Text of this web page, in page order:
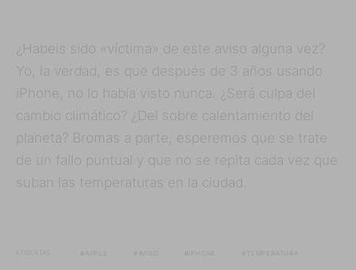
¿Habeis sido «víctima» de este aviso alguna vez?
Yo, la verdad, es que después de 3 años usando
iPhone, no lo había visto nunca. ¿Será culpa del
cambio climático? ¿Del sobre calentamiento del
planeta? Bromas a parte, esperemos que se trate
de un fallo puntual y que no se repita cada vez que
suban las temperaturas en la ciudad.
ETIQUETAS TEMPERATURA